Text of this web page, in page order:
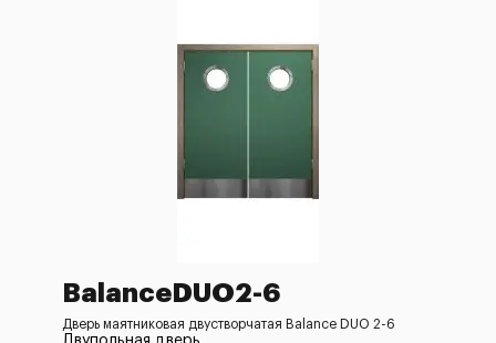
BalanceDUO2-6
Дверь маятниковая двустворчатая Balance DUO 2-6